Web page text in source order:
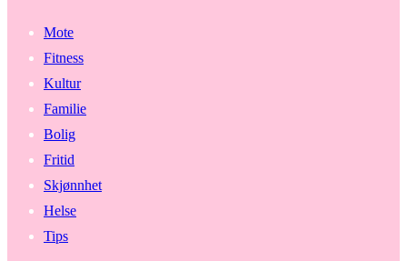
Mote
Fitness
Kultur
Familie
Bolig
Fritid
Skjønnhet
Helse
Tips